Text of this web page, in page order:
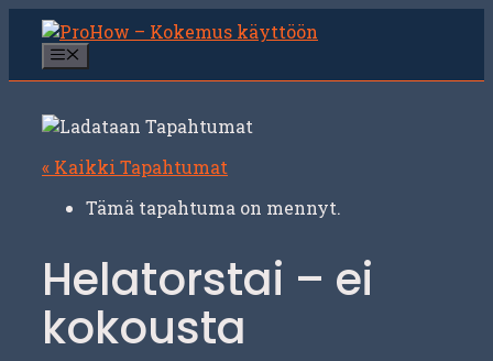
Siirry
sisältöön
« Kaikki Tapahtumat
Tämä tapahtuma on mennyt.
Helatorstai – ei
kokousta